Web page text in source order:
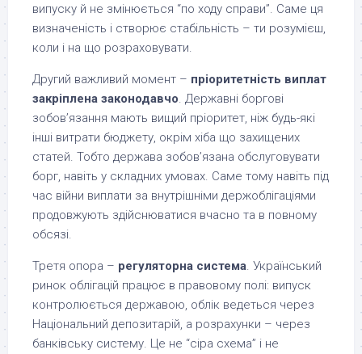
випуску й не змінюється “по ходу справи”. Саме ця
визначеність і створює стабільність – ти розумієш,
коли і на що розраховувати.
Другий важливий момент – пріоритетність виплат
закріплена законодавчо. Державні боргові
зобов’язання мають вищий пріоритет, ніж будь-які
інші витрати бюджету, окрім хіба що захищених
статей. Тобто держава зобов’язана обслуговувати
борг, навіть у складних умовах. Саме тому навіть під
час війни виплати за внутрішніми держоблігаціями
продовжують здійснюватися вчасно та в повному
обсязі.
Третя опора – регуляторна система. Український
ринок облігацій працює в правовому полі: випуск
контролюється державою, облік ведеться через
Національний депозитарій, а розрахунки – через
банківську систему. Це не “сіра схема” і не